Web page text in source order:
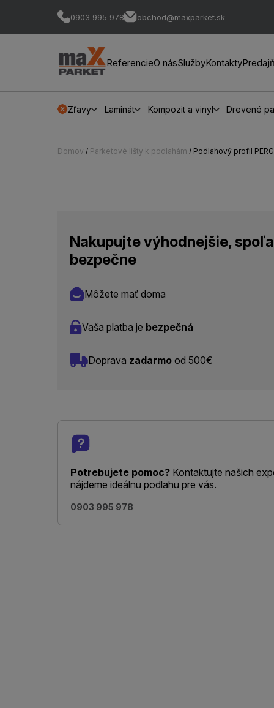
0903 995 978 obchod@maxparket.sk
ReferencieO násSlužbyKontakty
Zľavy Laminát Kompozit a vinyl Drevené
Domov / Parketové lišty k podlahám / Podlahový profil
Nakupujte výhodnejšie,
bezpečne
Môžete mať doma
Vaša platba je bezpečná
Doprava zadarmo od 500€
Potrebujete pomoc? Kontaktujte našich
nájdeme ideálnu podlahu pre vás.
0903 995 978